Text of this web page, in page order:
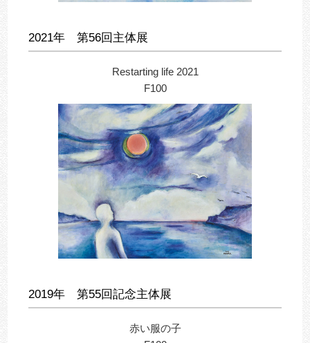
2021年 第56回主体展
Restarting life 2021
F100
2019年 第55回記念主体展
赤い服の子